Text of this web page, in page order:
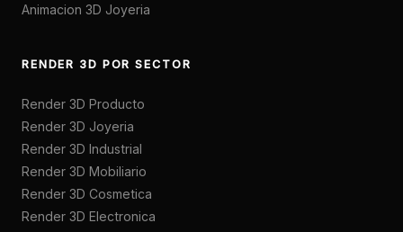
Animacion 3D Joyeria
RENDER 3D POR SECTOR
Render 3D Producto
Render 3D Joyeria
Render 3D Industrial
Render 3D Mobiliario
Render 3D Cosmetica
Render 3D Electronica